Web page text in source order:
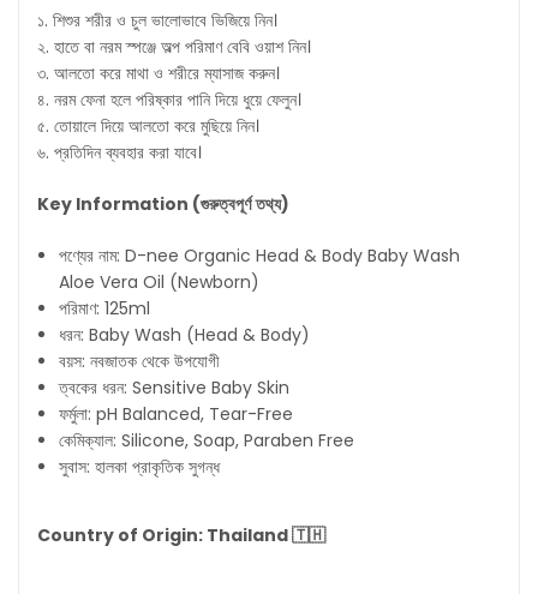
১. শিশুর শরীর ও চুল ভালোভাবে ভিজিয়ে নিন।
২. হাতে বা নরম স্পঞ্জে অল্প পরিমাণ বেবি ওয়াশ নিন।
৩. আলতো করে মাথা ও শরীরে ম্যাসাজ করুন।
৪. নরম ফেনা হলে পরিষ্কার পানি দিয়ে ধুয়ে ফেলুন।
৫. তোয়ালে দিয়ে আলতো করে মুছিয়ে নিন।
৬. প্রতিদিন ব্যবহার করা যাবে।
Key Information (গুরুত্বপূর্ণ তথ্য)
পণ্যের নাম: D-nee Organic Head & Body Baby Wash
Aloe Vera Oil (Newborn)
পরিমাণ: 125ml
ধরন: Baby Wash (Head & Body)
বয়স: নবজাতক থেকে উপযোগী
ত্বকের ধরন: Sensitive Baby Skin
ফর্মুলা: pH Balanced, Tear-Free
কেমিক্যাল: Silicone, Soap, Paraben Free
সুবাস: হালকা প্রাকৃতিক সুগন্ধ
Country of Origin: Thailand 🇹🇭